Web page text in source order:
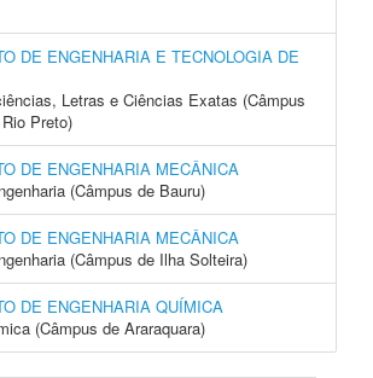
DE ENGENHARIA E TECNOLOGIA DE
Letras e Ciências Exatas (Câmpus
Preto)
DE ENGENHARIA MECÂNICA
(Câmpus de Bauru)
DE ENGENHARIA MECÂNICA
(Câmpus de Ilha Solteira)
DE ENGENHARIA QUÍMICA
(Câmpus de Araraquara)